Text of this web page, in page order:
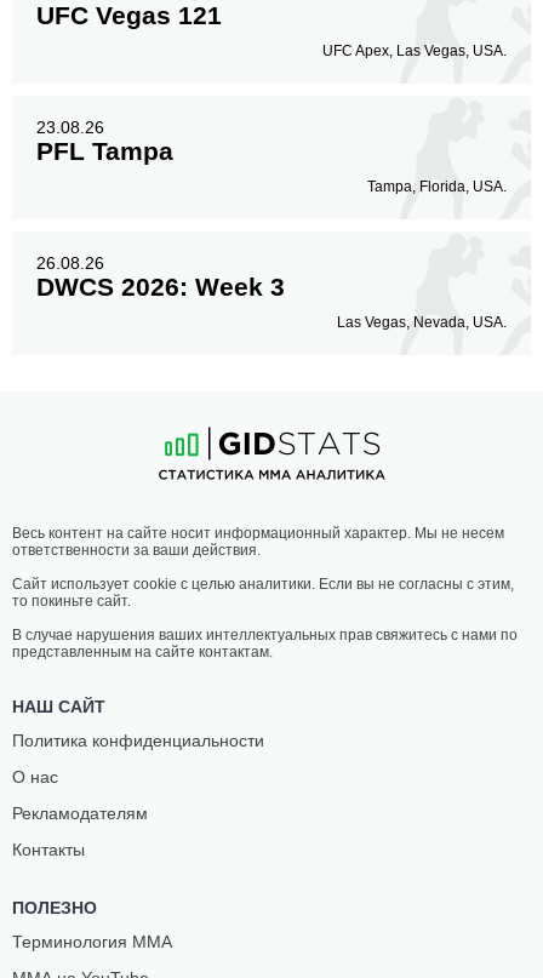
UFC Vegas 121
UFC Apex, Las Vegas, USA.
23.08.26
PFL Tampa
Tampa, Florida, USA.
26.08.26
DWCS 2026: Week 3
Las Vegas, Nevada, USA.
Весь контент на сайте носит информационный характер. Мы не несем
ответственности за ваши действия.
Сайт использует cookie с целью аналитики. Если вы не согласны с этим,
то покиньте сайт.
В случае нарушения ваших интеллектуальных прав свяжитесь с нами по
представленным на сайте контактам.
НАШ САЙТ
Политика конфиденциальности
О нас
Рекламодателям
Контакты
ПОЛЕЗНО
Терминология ММА